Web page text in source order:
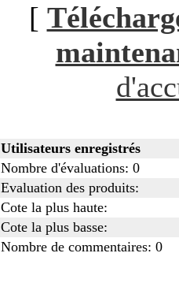
[
Utilisateurs enregistrés
Nombre d'évaluations: 0
Evaluation des produits:
Cote la plus haute:
Cote la plus basse:
Nombre de commentaires: 0